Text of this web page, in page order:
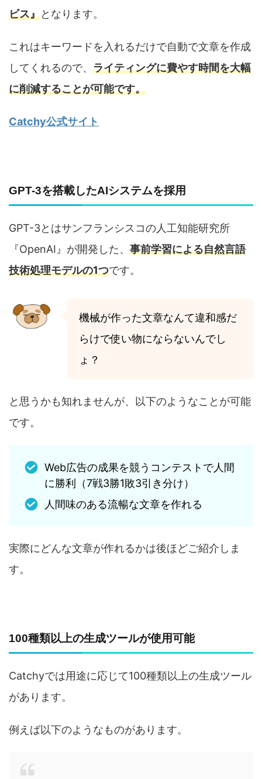
ビス』となります。
これはキーワードを入れるだけで自動で文章を作成
してくれるので、 ライティングに費やす時間を大幅
に削減することが可能です。
Catchy公式サイト
GPT-3を搭載したAIシステムを採用
GPT-3とはサンフランシスコの人工知能研究所
『OpenAI』が開発した、 事前学習による自然言語
技術処理モデルの1つです。
機械が作った文章なんて違和感だ
らけで使い物にならないんでし
ょ？
と思うかも知れませんが、以下のようなことが可能
です。
Web広告の成果を競うコンテストで人間
に勝利（7戦3勝1敗3引き分け）
人間味のある流暢な文章を作れる
実際にどんな文章が作れるかは後ほどご紹介しま
す。
100種類以上の生成ツールが使用可能
Catchyでは用途に応じて100種類以上の生成ツール
があります。
例えば以下のようなものがあります。